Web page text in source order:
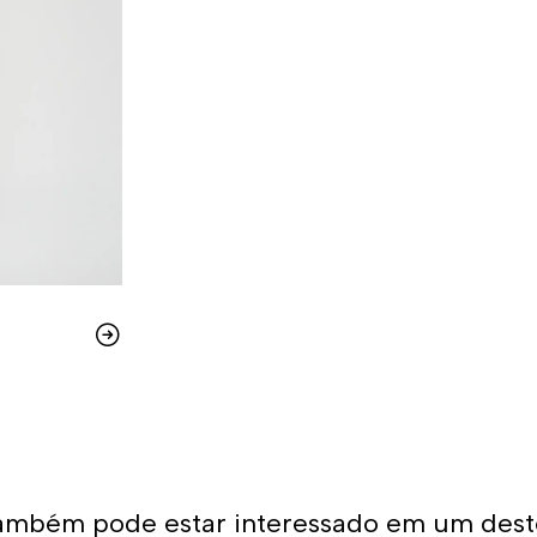
pode estar interessado em um